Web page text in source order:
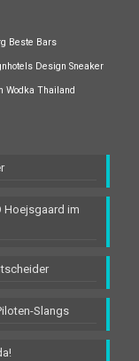
Beste Bars
Design Sneaker
Wodka Thailand
Hoejsgaard im
Slangs